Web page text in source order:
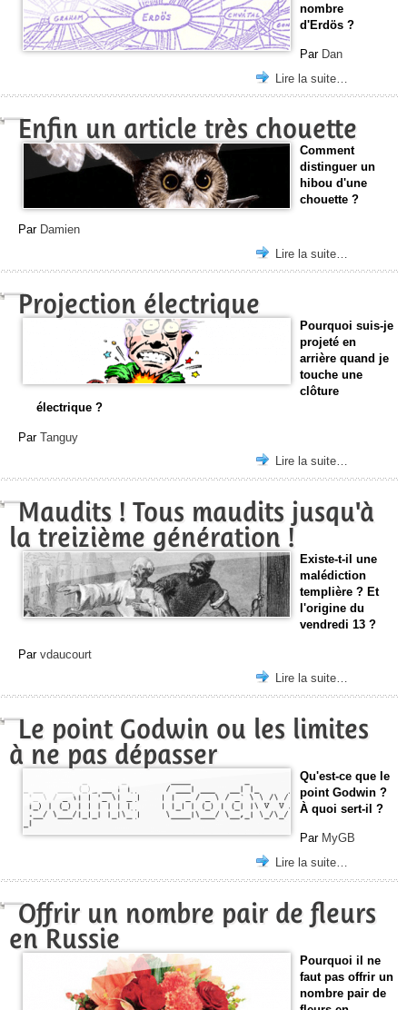
nombre
d'Erdös ?
Par Dan
Lire la suite…
Enfin un article très chouette
Comment
distinguer un
hibou d'une
chouette ?
Par Damien
Lire la suite…
Projection électrique
Pourquoi suis-je
projeté en
arrière quand je
touche une
clôture
électrique ?
Par Tanguy
Lire la suite…
Maudits ! Tous maudits jusqu'à
la treizième génération !
Existe-t-il une
malédiction
templière ? Et
l'origine du
vendredi 13 ?
Par vdaucourt
Lire la suite…
Le point Godwin ou les limites
à ne pas dépasser
Qu'est-ce que le
point Godwin ?
À quoi sert-il ?
Par MyGB
Lire la suite…
Offrir un nombre pair de fleurs
en Russie
Pourquoi il ne
faut pas offrir un
nombre pair de